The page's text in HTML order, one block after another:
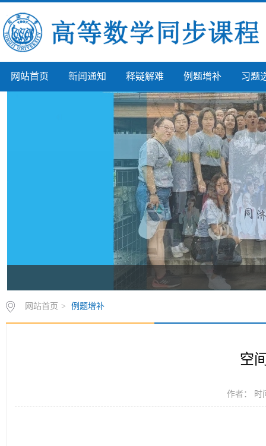
网站首页 新闻通知 释疑解难 例题增补 习题
网站首页 > 例题增补
空
作者： 时